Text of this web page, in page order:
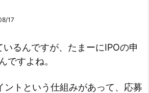
17
るんですが、たまーにIPOの申
ですよね。
ントという仕組みがあって、応募